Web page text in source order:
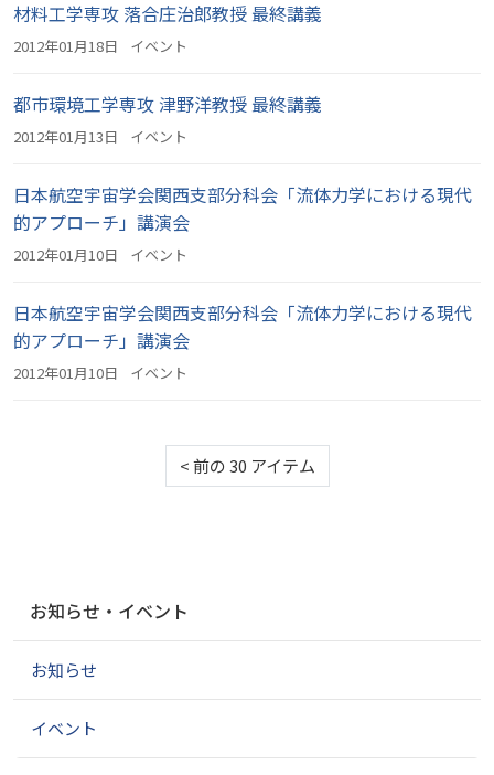
材料工学専攻 落合庄治郎教授 最終講義
2012年01月18日 イベント
都市環境工学専攻 津野洋教授 最終講義
2012年01月13日 イベント
日本航空宇宙学会関西支部分科会「流体力学における現代
的アプローチ」講演会
2012年01月10日 イベント
日本航空宇宙学会関西支部分科会「流体力学における現代
的アプローチ」講演会
2012年01月10日 イベント
<前の 30 アイテム
ゲ
シ
ン
お知らせ・イベント
お知らせ
イベント